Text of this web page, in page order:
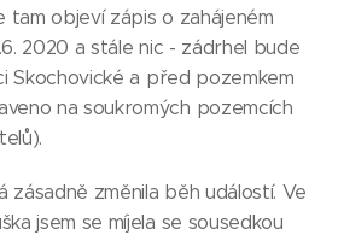
tam objeví zápis o zahájeném
2020 a stále nic - zádrhel bude
Skochovické a před pozemkem
na soukromých pozemcích
zásadně změnila běh událostí. Ve
jsem se míjela se sousedkou